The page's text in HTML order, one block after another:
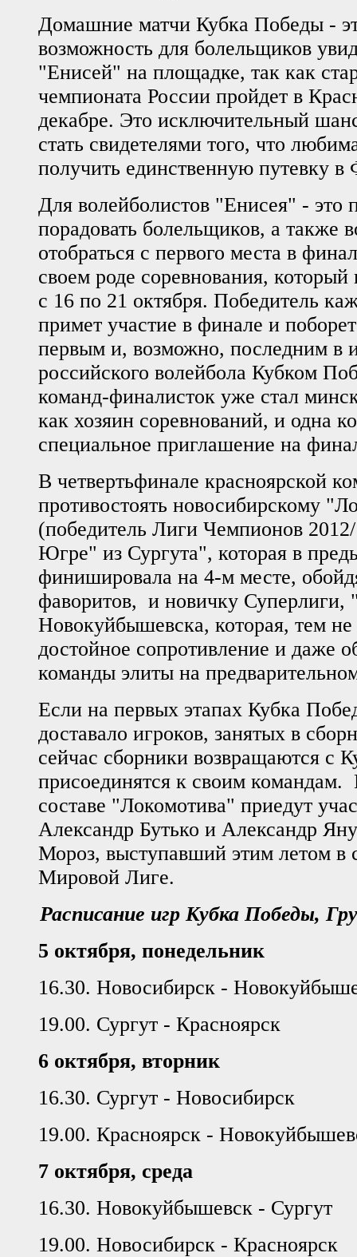
Домашние матчи Кубка Победы -
возможность для болельщиков
"Енисей" на площадке, так как
чемпионата России пройдет в
декабре. Это исключительный
стать свидетелями того, что
получить единственную путевку
Для волейболистов "Енисея" - это
порадовать болельщиков, а также
отобраться с первого места в
своем роде соревнования,
с 16 по 21 октября. Победитель
примет участие в финале и
первым и, возможно, последним в
российского волейбола Кубком
команд-финалисток уже стал
как хозяин соревнований, и одна
специальное приглашение на
В четвертьфинале красноярской
противостоять новосибирскому
(победитель Лиги Чемпионов
Югре" из Сургута", которая в
финишировала на 4-м месте,
фаворитов, и новичку
Новокуйбышевска, которая, тем не
достойное сопротивление и даже
команды элиты на
Если на первых этапах Кубка
доставало игроков, занятых в
сейчас сборники возвращаются с
присоединятся к своим командам.
составе "Локомотива" приедут
Александр Бутько и Александр
Мороз, выступавший этим летом в
Мировой Лиге.
Расписание игр Кубка Победы,
5 октября, понедельник
16.30. Новосибирск -
19.00. Сургут - Красноярск
6 октября, вторник
16.30. Сургут - Новосибирск
19.00. Красноярск -
7 октября, среда
16.30. Новокуйбышевск - Сургут
19.00. Новосибирск - Красноярск